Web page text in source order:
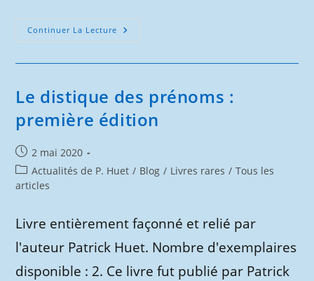
Continuer La Lecture Le
Premier
Le distique des prénoms :
première édition
Publication
publiée :
2 mai 2020
Post
category:
Actualités de P. Huet / Blog / Livres rares / Tous les
articles
Livre entièrement façonné et relié par
l'auteur Patrick Huet. Nombre d'exemplaires
disponible : 2. Ce livre fut publié par Patrick